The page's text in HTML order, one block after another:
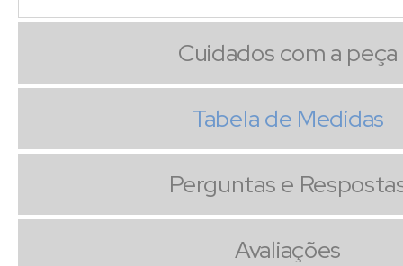
Cuidados com a peça
Tabela de Medidas
Perguntas e
Avaliações